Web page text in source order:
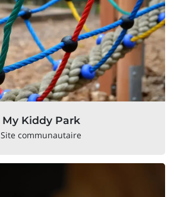
My Kiddy Park
Site communautaire